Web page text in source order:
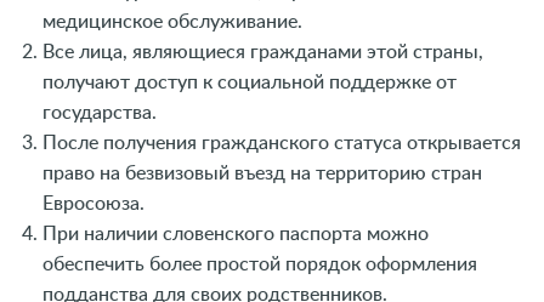
медицинское обслуживание.
Все лица, являющиеся гражданами этой страны,
получают доступ к социальной поддержке от
государства.
После получения гражданского статуса открывается
право на безвизовый въезд на территорию стран
Евросоюза.
При наличии словенского паспорта можно
обеспечить более простой порядок оформления
подданства для своих родственников.